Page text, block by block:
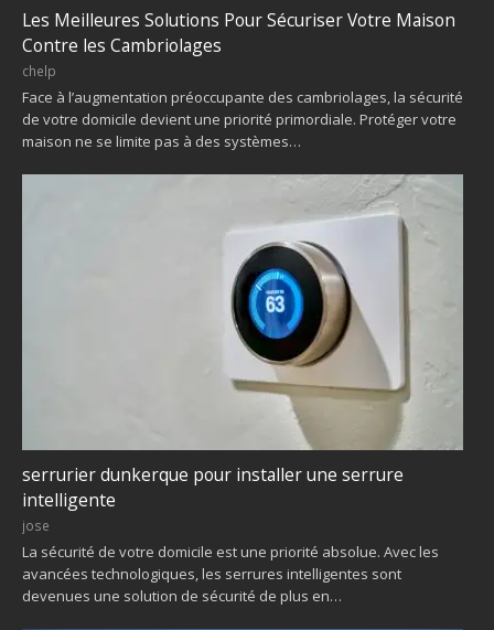
Les Meilleures Solutions Pour Sécuriser Votre Maison
Contre les Cambriolages
chelp
Face à l’augmentation préoccupante des cambriolages, la sécurité
de votre domicile devient une priorité primordiale. Protéger votre
maison ne se limite pas à des systèmes…
serrurier dunkerque pour installer une serrure
intelligente
jose
La sécurité de votre domicile est une priorité absolue. Avec les
avancées technologiques, les serrures intelligentes sont
devenues une solution de sécurité de plus en…